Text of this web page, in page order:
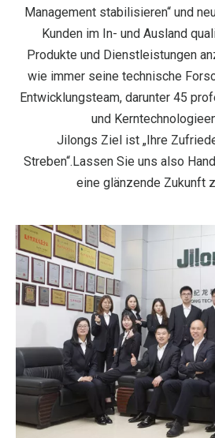
Management stabilisieren“ und
Kunden im In- und Ausland
Produkte und Dienstleistungen
wie immer seine technische
Entwicklungsteam, darunter 45
und
Jilongs Ziel ist „Ihre
Streben“.Lassen Sie uns also
eine glänzende Zukunft